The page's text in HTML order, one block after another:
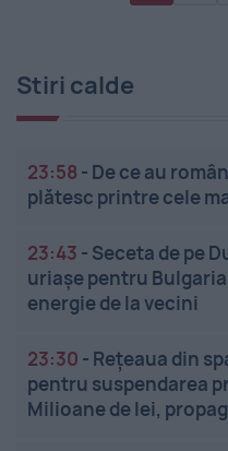
Stiri calde
23:58 - De ce au
plătesc printre cele
23:43 - Seceta de pe
uriașe pentru
energie de la vecini
23:30 - Rețeaua din
pentru suspendarea
Milioane de lei,